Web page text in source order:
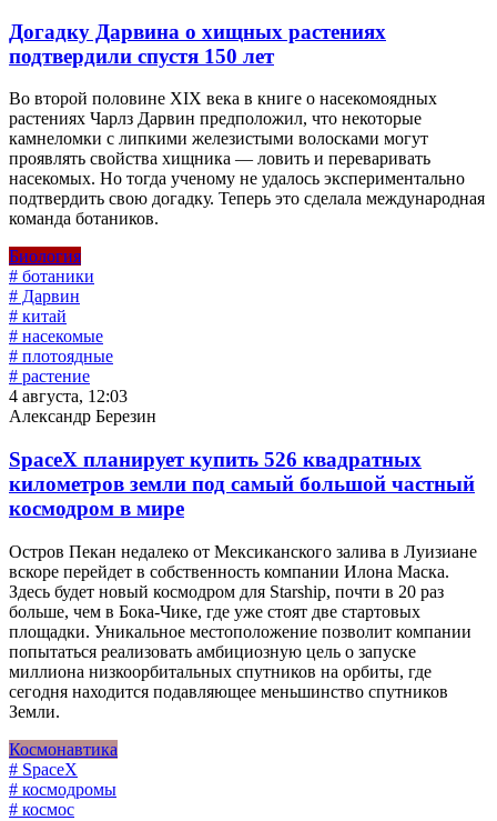
Догадку Дарвина о хищных растениях
подтвердили спустя 150 лет
Во второй половине XIX века в книге о насекомоядных
растениях Чарлз Дарвин предположил, что некоторые
камнеломки с липкими железистыми волосками могут
проявлять свойства хищника — ловить и переваривать
насекомых. Но тогда ученому не удалось экспериментально
подтвердить свою догадку. Теперь это сделала международная
команда ботаников.
Биология
# ботаники
# Дарвин
# китай
# насекомые
# плотоядные
# растение
4 августа, 12:03
Александр Березин
SpaceX планирует купить 526 квадратных
километров земли под самый большой частный
космодром в мире
Остров Пекан недалеко от Мексиканского залива в Луизиане
вскоре перейдет в собственность компании Илона Маска.
Здесь будет новый космодром для Starship, почти в 20 раз
больше, чем в Бока-Чике, где уже стоят две стартовых
площадки. Уникальное местоположение позволит компании
попытаться реализовать амбициозную цель о запуске
миллиона низкоорбитальных спутников на орбиты, где
сегодня находится подавляющее меньшинство спутников
Земли.
Космонавтика
# SpaceX
# космодромы
# космос